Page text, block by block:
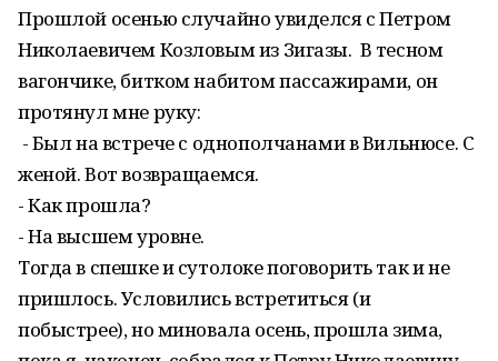
Прошлой осенью случайно увиделся с Петром
Николаевичем Козловым из Зигазы. В тесном
вагончике, битком набитом пассажирами, он
протянул мне руку:
- Был на встрече с однополчанами в Вильнюсе. С
женой. Вот возвращаемся.
- Как прошла?
- На высшем уровне.
Тогда в спешке и сутолоке поговорить так и не
пришлось. Условились встретиться (и
побыстрее), но миновала осень, прошла зима,